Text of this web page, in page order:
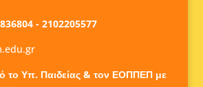
- 2102205577
το Υπ. Παιδείας & τον ΕΟΠΠΕΠ με